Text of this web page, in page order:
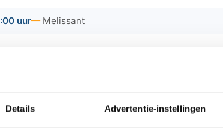
Details Advertentie-instellingen
uur Melissant
10 kilometer uitgezet. Belangstellenden zijn
10 kilometer inclusief gebruik van ski's,
persoon. Indien men eigen materiaal
gluhwein en warme chocola voor u klaar.